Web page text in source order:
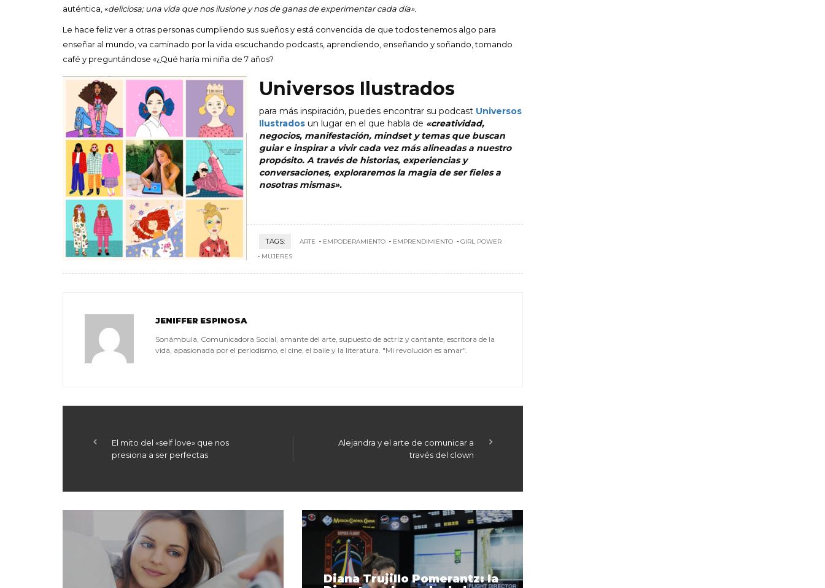
auténtica, «deliciosa; una vida que nos ilusione y nos de ganas de experimentar cada día».
Le hace feliz ver a otras personas cumpliendo sus sueños y está convencida de que todos tenemos algo para
enseñar al mundo, va caminado por la vida escuchando podcasts, aprendiendo, enseñando y soñando, tomando
café y preguntándose «¿Qué haría mi niña de 7 años?
Universos Ilustrados
para más inspiración, puedes encontrar su podcast Universos
Ilustrados un lugar en el que habla de «creatividad,
negocios, manifestación, mindset y temas que buscan
guiar e inspirar a vivir cada vez más alineadas a nuestro
propósito. A través de historias, experiencias y
conversaciones, exploraremos la magia de ser fieles a
nosotras mismas».
TAGS: ARTE EMPODERAMIENTO EMPRENDIMIENTO
GIRL POWER
MUJERES
JENIFFER ESPINOSA
Sonámbula, Comunicadora Social, amante del arte, supuesto de actriz y cantante, escritora de la
vida, apasionada por el periodismo, el cine, el baile y la literatura. "Mi revolución es amar".
El mito del «self love» que nos
presiona a ser perfectas
Alejandra y el arte de comunicar a
través del clown
Diana Trujillo Pomerantz: la